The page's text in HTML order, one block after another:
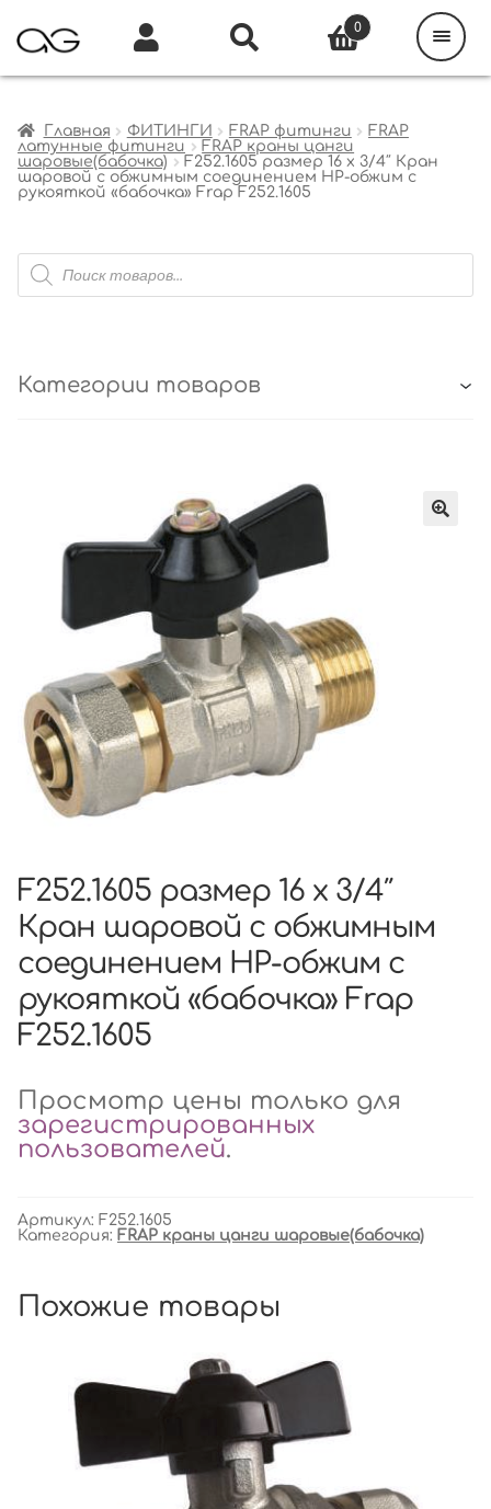
Главная ФИТИНГИ FRAP фитинги
FRAP
латунные фитинги
FRAP краны цанги
шаровые(бабочка)
F252.1605 размер 16 x 3/4″ Кран
шаровой с обжимным соединением НР-обжим с
рукояткой «бабочка» Frap F252.1605
Поиск
товаров
Категории товаров
F252.1605 размер 16 x 3/4″
Кран шаровой с обжимным
соединением НР-обжим с
рукояткой «бабочка» Frap
F252.1605
Просмотр цены только для
зарегистрированных
пользователей.
Артикул: F252.1605
Категория: FRAP краны цанги шаровые(бабочка)
Похожие товары
0